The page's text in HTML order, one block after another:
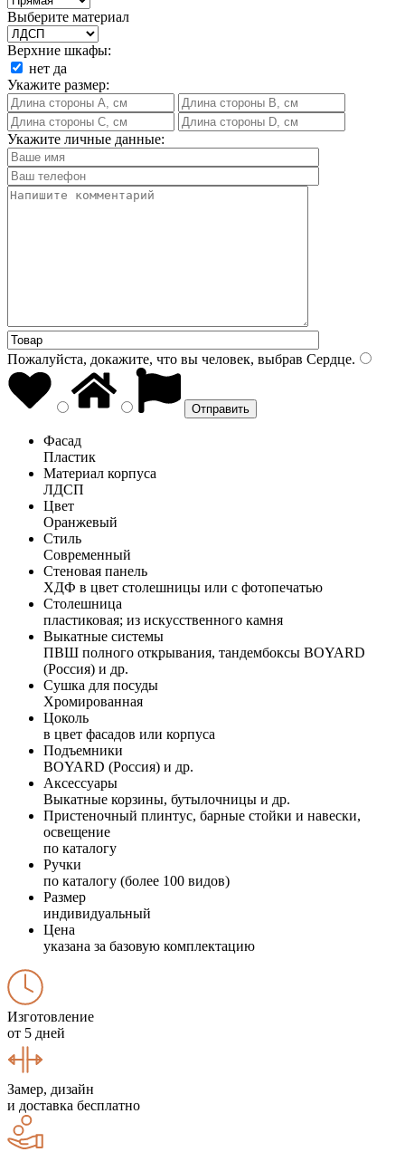
Выберите материал
Верхние шкафы:
нет да
Укажите размер:
Укажите личные данные:
Пожалуйста, докажите, что вы человек, выбрав Сердце.
Фасад
Пластик
Материал корпуса
ЛДСП
Цвет
Оранжевый
Стиль
Современный
Стеновая панель
ХДФ в цвет столешницы или с фотопечатью
Столешница
пластиковая; из искусственного камня
Выкатные системы
ПВШ полного открывания, тандембоксы BOYARD
(Россия) и др.
Сушка для посуды
Хромированная
Цоколь
в цвет фасадов или корпуса
Подъемники
BOYARD (Россия) и др.
Аксессуары
Выкатные корзины, бутылочницы и др.
Пристеночный плинтус, барные стойки и навески,
освещение
по каталогу
Ручки
по каталогу (более 100 видов)
Размер
индивидуальный
Цена
указана за базовую комплектацию
Изготовление
от 5 дней
Замер, дизайн
и доставка бесплатно